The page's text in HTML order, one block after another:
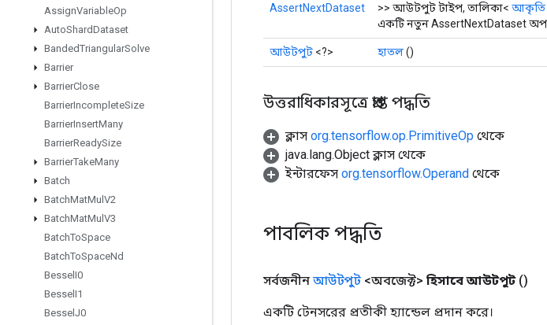
AssignVariableOp
AutoShardDataset
BandedTriangularSolve
Barrier
BarrierClose
BarrierIncompleteSize
BarrierInsertMany
BarrierReadySize
BarrierTakeMany
Batch
BatchMatMul V2
BatchMatMul V3
BatchToSpace
BatchToSpaceNd
Bessel I0
Bessel I1
Bessel J0
AssertNextDataset
>> আউটপুট টাইপ, তালিকা< আকৃতি
একটি নতুন AssertNextDataset
আউটপুট <?> হাতল()
উত্তরাধিকারসূত্রে প্রাপ্ত পদ্ধতি
ক্লাস org.tensorflow.op.PrimitiveOp থেকে
java.lang.Object ক্লাস থেকে
ইন্টারফেস org.tensorflow.Operand থেকে
পাবলিক পদ্ধতি
সর্বজনীন আউটপুট <অবজেক্ট> হিসাবে আউটপুট ()
একটি টেনসরের প্রতীকী হ্যান্ডেল প্রদান করে।